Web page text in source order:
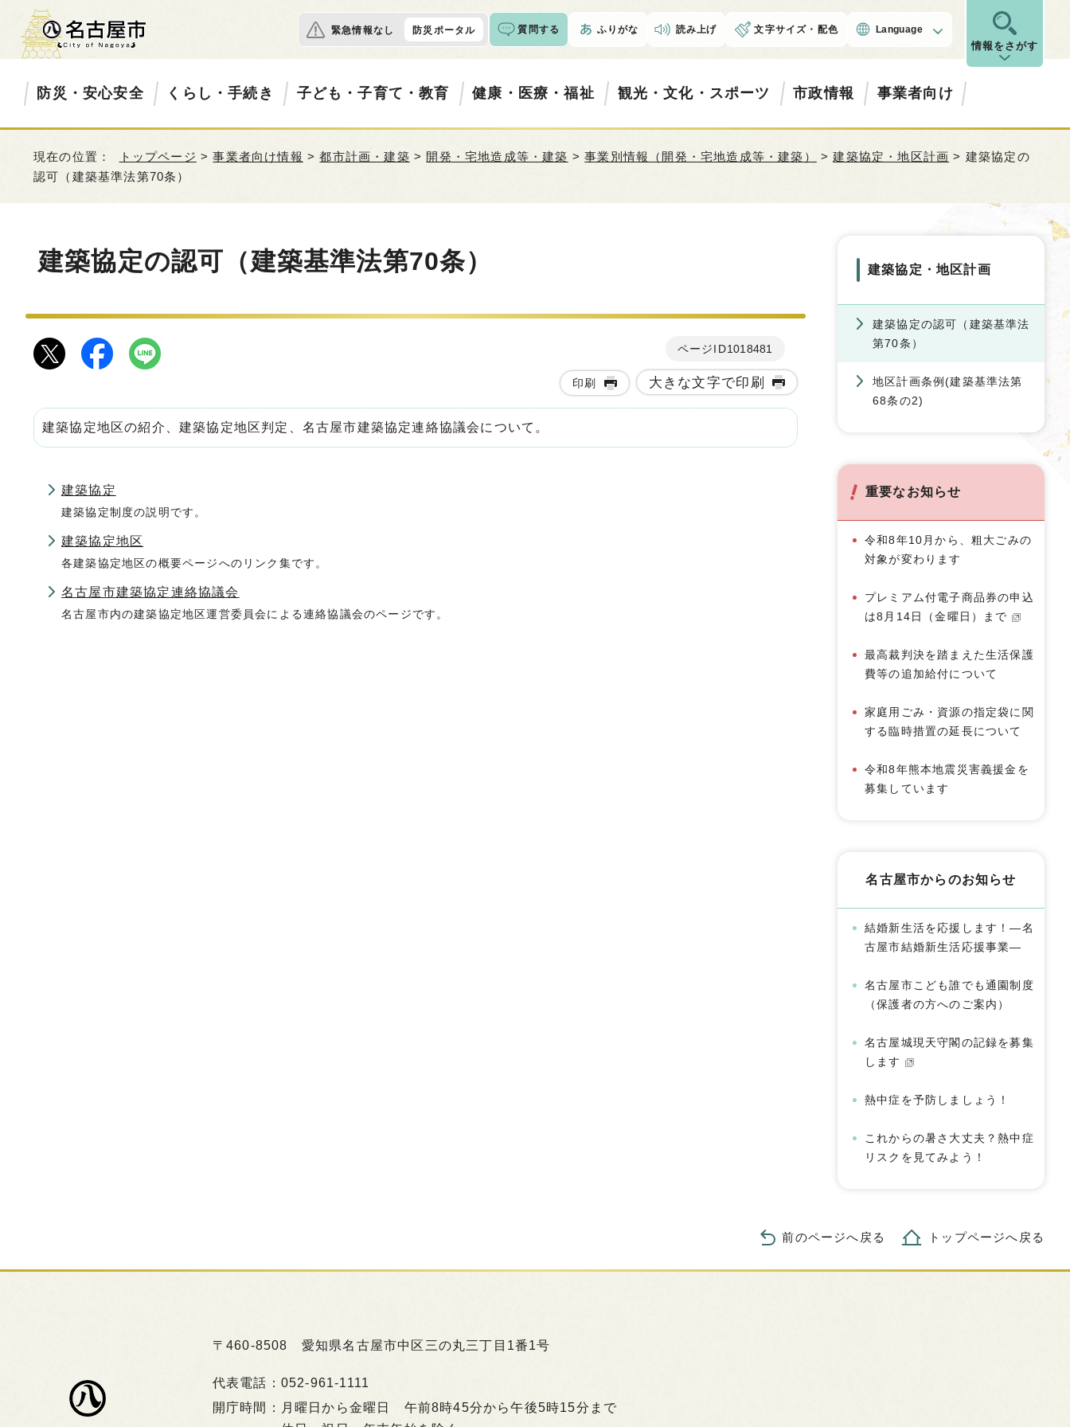
緊急情報なし 防災ポータル 質問する ふりがな 読み上げ 文字サイズ・配色 Language
情報をさがす
防災・安心安全 くらし・手続き 子ども・子育て・教育 健康・医療・福祉 観光・文化・スポーツ 市政情報 事業者向け
現在の位置： トップページ >事業者向け情報 >都市計画・建築 > 開発・宅地造成等・建築 >事業別情報（開発・宅地造成等・建築） >建築協定・地区計画 > 建築協定の
認可（建築基準法第70条）
建築協定の認可（建築基準法第70条）
ページID1018481
印刷 大きな文字で印刷
建築協定地区の紹介、建築協定地区判定、名古屋市建築協定連絡協議会について。
建築協定
建築協定制度の説明です。
建築協定地区
各建築協定地区の概要ページへのリンク集です。
名古屋市建築協定連絡協議会
名古屋市内の建築協定地区運営委員会による連絡協議会のページです。
建築協定・地区計画
建築協定の認可（建築基準法
第70条）
地区計画条例(建築基準法第
68条の2)
重要なお知らせ
令和8年10月から、粗大ごみの
対象が変わります
プレミアム付電子商品券の申込
は8月14日（金曜日）まで
最高裁判決を踏まえた生活保護
費等の追加給付について
家庭用ごみ・資源の指定袋に関
する臨時措置の延長について
令和8年熊本地震災害義援金を
募集しています
名古屋市からのお知らせ
結婚新生活を応援します！―名
古屋市結婚新生活応援事業―
名古屋市こども誰でも通園制度
（保護者の方へのご案内）
名古屋城現天守閣の記録を募集
します
熱中症を予防しましょう！
これからの暑さ大丈夫？熱中症
リスクを見てみよう！
前のページへ戻る トップページへ戻る
〒460-8508 愛知県名古屋市中区三の丸三丁目1番1号
代表電話： 052-961-1111
開庁時間：
月曜日から金曜日 午前8時45分から午後5時15分まで